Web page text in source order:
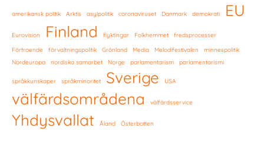
amerikansk politik Arktis asylpolitik coronaviruset Danmark demokrati EU
Eurovision Finland flyktingar Folkhemmet
fredsprocesser
Förtroende
förvaltningspolitik Grönland Media Melodifestivalen
minnespolitik
Nordeuropa
nordiska samarbet Norge parlamentarism parlamentarismi
språkkunskaper språkminoritet Sverige USA
välfärdsområdena välfärdsservice
Yhdysvallat Åland Österbotten